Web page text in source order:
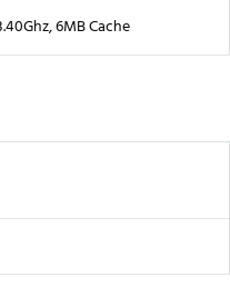
6MB Cache